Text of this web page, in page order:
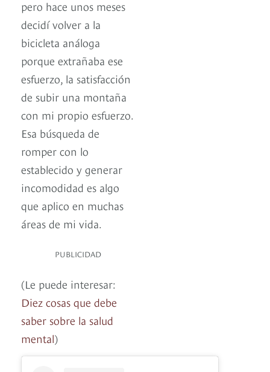
pero hace unos meses
decidí volver a la
bicicleta análoga
porque extrañaba ese
esfuerzo, la satisfacción
de subir una montaña
con mi propio esfuerzo.
Esa búsqueda de
romper con lo
establecido y generar
incomodidad es algo
que aplico en muchas
áreas de mi vida.
PUBLICIDAD
(Le puede interesar:
Diez cosas que debe
saber sobre la salud
mental)